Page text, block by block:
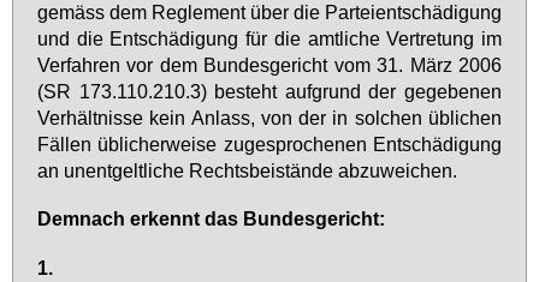
ge­mäss dem Re­gle­ment über die Par­tei­ent­schä­di­gung
und die Ent­schä­di­gung für die amt­li­che Ver­tre­tung im
Ver­fah­ren vor dem Bun­des­ge­richt vom 31. März 2006
(SR 173.​110.​210.​3) be­steht auf­grund der ge­ge­be­nen
Ver­hält­nis­se kein An­lass, von der in sol­chen üb­li­chen
Fäl­len üb­li­cher­wei­se zu­ge­spro­che­nen Ent­schä­di­gung
an un­ent­gelt­li­che Rechts­bei­stän­de ab­zu­wei­chen.
Dem­nach er­kennt das Bun­des­ge­richt:
1.